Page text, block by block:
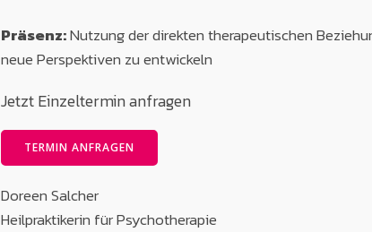
Präsenz:Nutzung der direkten therapeutischen
neue Perspektiven zu entwickeln
Jetzt Einzeltermin anfragen
TERMIN ANFRAGEN
Doreen Salcher
Heilpraktikerin für Psychotherapie